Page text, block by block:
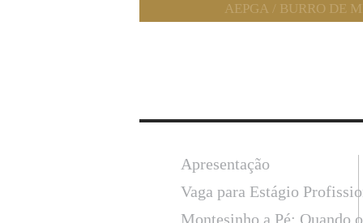
AEPGA / BURRO DE
Apresentação
Vaga para Estágio
Montesinho a Pé: Quando